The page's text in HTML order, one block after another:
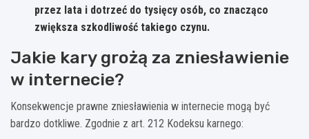
przez lata i dotrzeć do tysięcy osób, co znacząco
zwiększa szkodliwość takiego czynu.
Jakie kary grożą za zniesławienie
w internecie?
Konsekwencje prawne zniesławienia w internecie mogą być
bardzo dotkliwe. Zgodnie z art. 212 Kodeksu karnego: